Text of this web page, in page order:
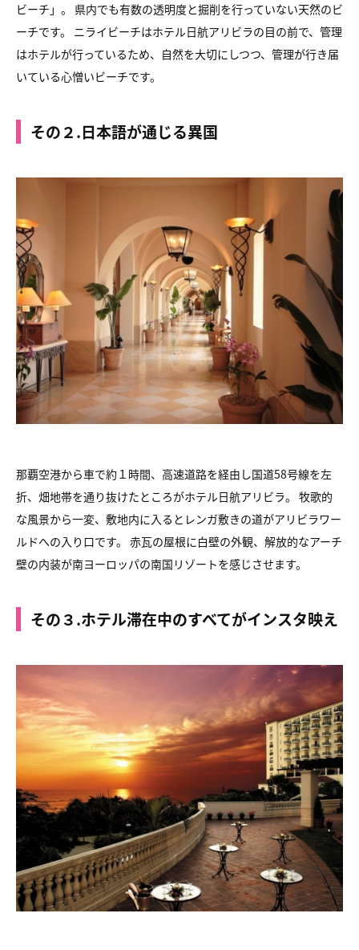
ビーチ」。 県内でも有数の透明度と掘削を行っていない天然のビ
ーチです。 ニライビーチはホテル日航アリビラの目の前で、管理
はホテルが行っているため、自然を大切にしつつ、管理が行き届
いている心憎いビーチです。
その２.日本語が通じる異国
那覇空港から車で約１時間、高速道路を経由し国道58号線を左
折、畑地帯を通り抜けたところがホテル日航アリビラ。 牧歌的
な風景から一変、敷地内に入るとレンガ敷きの道がアリビラワー
ルドへの入り口です。 赤瓦の屋根に白壁の外観、解放的なアーチ
壁の内装が南ヨーロッパの南国リゾートを感じさせます。
その３.ホテル滞在中のすべてがインスタ映え